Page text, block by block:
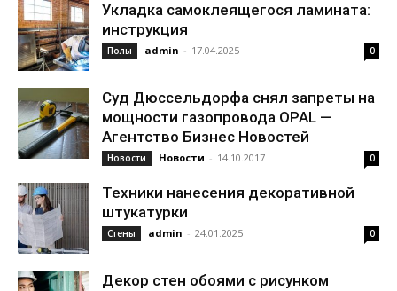
Укладка самоклеящегося ламината:
инструкция
Полы admin - 17.04.2025 0
Суд Дюссельдорфа снял запреты на
мощности газопровода OPAL —
Агентство Бизнес Новостей
Новости Новости - 14.10.2017 0
Техники нанесения декоративной
штукатурки
Стены admin - 24.01.2025 0
Декор стен обоями с рисунком